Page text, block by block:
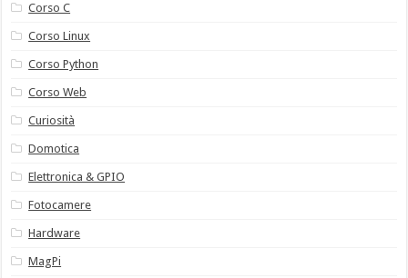
Corso C
Corso Linux
Corso Python
Corso Web
Curiosità
Domotica
Elettronica & GPIO
Fotocamere
Hardware
MagPi